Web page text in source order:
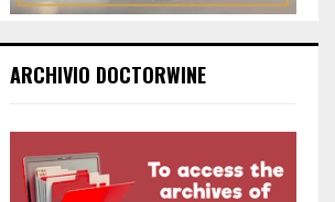
ARCHIVIO DOCTORWINE